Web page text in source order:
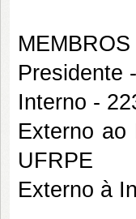
Presidente
Interno -
Externo ao
UFRPE
Externo à